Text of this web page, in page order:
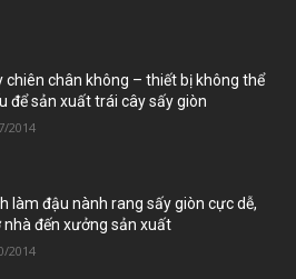
chiên chân không – thiết bị không thể
để sản xuất trái cây sấy giòn
2014
làm đậu nành rang sấy giòn cực dễ,
nhà đến xưởng sản xuất
2014